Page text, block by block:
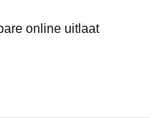
online uitlaat